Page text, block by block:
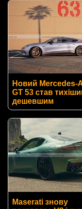
Новий Mercedes-
GT 53 став
дешевшим
Maserati знову